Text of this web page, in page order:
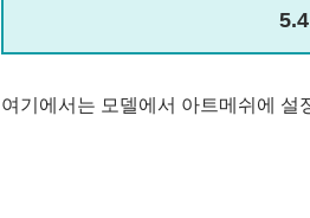
여기에서는 모델에서 아트메쉬에 설